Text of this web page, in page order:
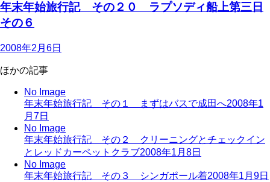
年末年始旅行記 その２０ ラプソディ船上第三日
その６
2008年2月6日
ほかの記事
No Image
年末年始旅行記 その１ まずはバスで成田へ2008年1
月7日
No Image
年末年始旅行記 その２ クリーニングとチェックイン
とレッドカーペットクラブ2008年1月8日
No Image
年末年始旅行記 その３ シンガポール着2008年1月9日